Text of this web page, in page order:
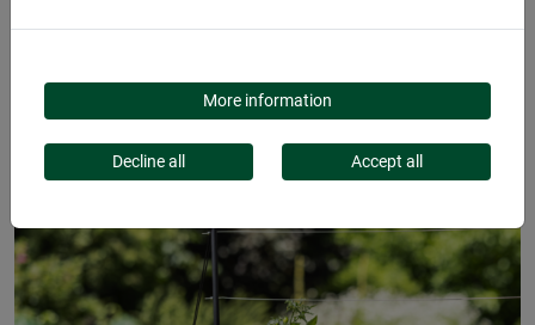
More information
Decline all Accept all